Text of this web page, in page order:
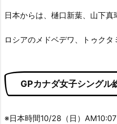
日本からは、樋口新葉、山下真
ロシアのメドベデワ、トゥクタ
GPカナダ女子シングル
※日本時間10/28（日）AM10:07